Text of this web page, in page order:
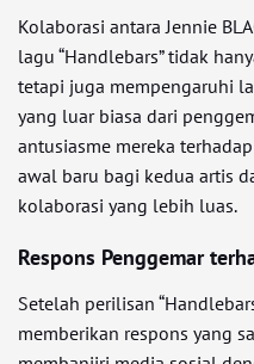
Kolaborasi antara Jennie
lagu “Handlebars” tidak
tetapi juga mempengaruhi
yang luar biasa dari
antusiasme mereka
awal baru bagi kedua artis
kolaborasi yang lebih luas.
Respons Penggemar
Setelah perilisan
memberikan respons yang